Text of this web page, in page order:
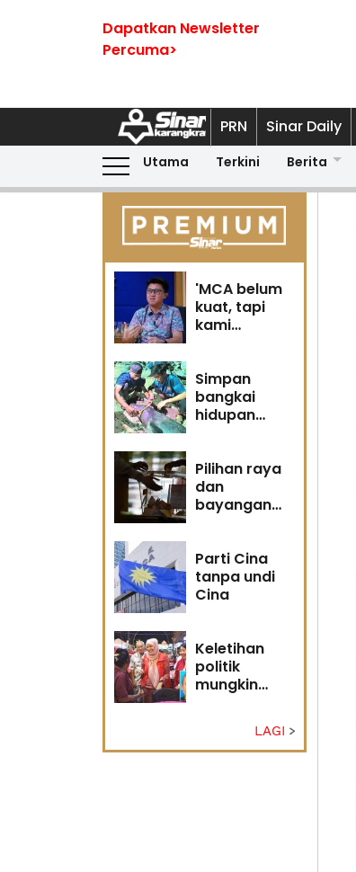
Dapatkan Newsletter
Percuma>
PRN Sinar Daily
Utama Terkini Berita
'MCA belum
kuat, tapi
kami
Simpan
bangkai
hidupan
Pilihan raya
dan
bayangan
Parti Cina
tanpa undi
Cina
Keletihan
politik
mungkin
Penganalisis
LAGI